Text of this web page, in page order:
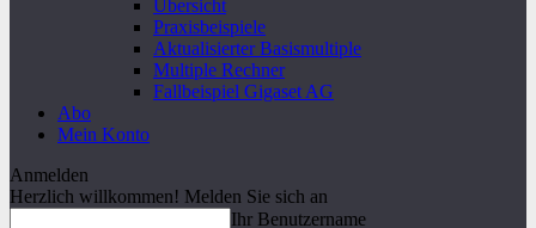
Übersicht
Praxisbeispiele
Aktualisierter Basismultiple
Multiple Rechner
Fallbeispiel Gigaset AG
Abo
Mein Konto
Anmelden
Herzlich willkommen! Melden Sie sich an
Ihr Benutzername